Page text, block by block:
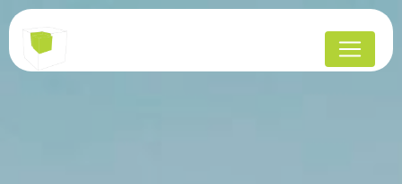
Panneau de gestion des cookies